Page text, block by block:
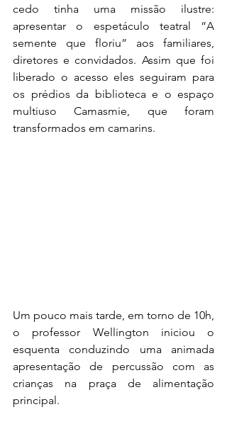
cedo tinha uma missão ilustre:
apresentar o espetáculo teatral “A
semente que floriu” aos familiares,
diretores e convidados. Assim que foi
liberado o acesso eles seguiram para
os prédios da biblioteca e o espaço
multiuso Camasmie, que foram
transformados em camarins.
Um pouco mais tarde, em torno de 10h,
o professor Wellington iniciou o
esquenta conduzindo uma animada
apresentação de percussão com as
crianças na praça de alimentação
principal.